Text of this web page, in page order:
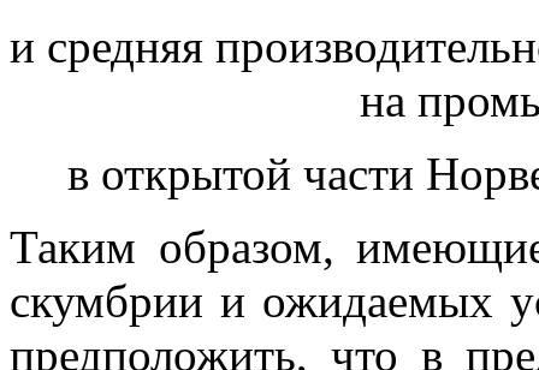
и средняя
на
в открытой части
Таким образом,
скумбрии и ожидаемых
предположить, что в